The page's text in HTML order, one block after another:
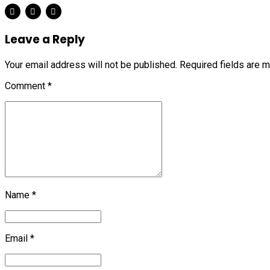
Leave a Reply
Your email address will not be published. Required fields are
Comment *
Name *
Email *